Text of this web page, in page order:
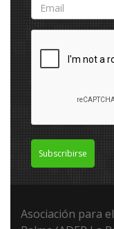
Subscribirse
Asociación para